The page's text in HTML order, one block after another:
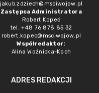
jakub.zdziech@msciwojow.pl
Zastępca Administratora
Robert Kopeć
tel. +48 76 878 85 32
robert.kopec@msciwojow.pl
Współredaktor:
Alina Woźnicka-Koch
ADRES REDAKCJI